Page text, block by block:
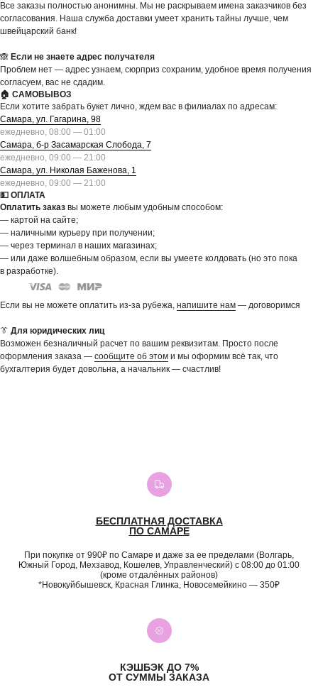
Все заказы полностью анонимны. Мы не раскрываем имена заказчиков без
согласования. Наша служба доставки умеет хранить тайны лучше, чем
швейцарский банк!
🙈 Если не знаете адрес получателя
Проблем нет — адрес узнаем, сюрприз сохраним, удобное время получения
согласуем, вас не сдадим.
🏠 САМОВЫВОЗ
Если хотите забрать букет лично, ждем вас в филиалах по адресам:
Самара, ул. Гагарина, 98
ежедневно, 08:00 — 01:00
Самара, б-р Засамарская Слобода, 7
ежедневно, 09:00 — 21:00
Самара, ул. Николая Баженова, 1
ежедневно, 09:00 — 21:00
💵 ОПЛАТА
Оплатить заказ вы можете любым удобным способом:
— картой на сайте;
— наличными курьеру при получении;
— через терминал в наших магазинах;
— или даже волшебным образом, если вы умеете колдовать (но это пока
в разработке).
Если вы не можете оплатить из-за рубежа, напишите нам — договоримся
👔 Для юридических лиц
Возможен безналичный расчет по вашим реквизитам. Просто после
оформления заказа — сообщите об этом и мы оформим всё так, что
бухгалтерия будет довольна, а начальник — счастлив!
БЕСПЛАТНАЯ ДОСТАВКА
ПО САМАРЕ
При покупке от 990₽ по Самаре и даже за ее пределами (Волгарь,
Южный Город, Мехзавод, Кошелев, Управленческий) с 08:00 до 01:00
(кроме отдалённых районов)
*Новокуйбышевск, Красная Глинка, Новосемейкино — 350₽
КЭШБЭК ДО 7%
ОТ СУММЫ ЗАКАЗА